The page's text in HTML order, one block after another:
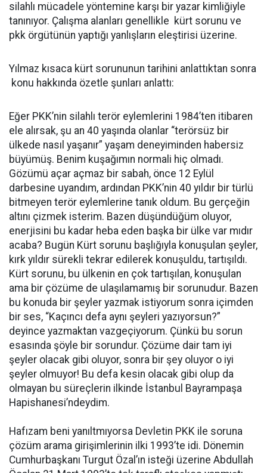
silahlı mücadele yöntemine karşı bir yazar kimliğiyle
tanınıyor. Çalışma alanları genellikle kürt sorunu ve
pkk örgütünün yaptığı yanlışların eleştirisi üzerine.
Yılmaz kısaca kürt sorununun tarihini anlattıktan sonra
konu hakkında özetle şunları anlattı:
Eğer PKK’nin silahlı terör eylemlerini 1984’ten itibaren
ele alırsak, şu an 40 yaşında olanlar “terörsüz bir
ülkede nasıl yaşanır” yaşam deneyiminden habersiz
büyümüş. Benim kuşağımın normali hiç olmadı.
Gözümü açar açmaz bir sabah, önce 12 Eylül
darbesine uyandım, ardından PKK’nin 40 yıldır bir türlü
bitmeyen terör eylemlerine tanık oldum. Bu gerçeğin
altını çizmek isterim. Bazen düşündüğüm oluyor,
enerjisini bu kadar heba eden başka bir ülke var mıdır
acaba? Bugün Kürt sorunu başlığıyla konuşulan şeyler,
kırk yıldır sürekli tekrar edilerek konuşuldu, tartışıldı.
Kürt sorunu, bu ülkenin en çok tartışılan, konuşulan
ama bir çözüme de ulaşılamamış bir sorunudur. Bazen
bu konuda bir şeyler yazmak istiyorum sonra içimden
bir ses, “Kaçıncı defa aynı şeyleri yazıyorsun?”
deyince yazmaktan vazgeçiyorum. Çünkü bu sorun
esasında şöyle bir sorundur. Çözüme dair tam iyi
şeyler olacak gibi oluyor, sonra bir şey oluyor o iyi
şeyler olmuyor! Bu defa kesin olacak gibi olup da
olmayan bu süreçlerin ilkinde İstanbul Bayrampaşa
Hapishanesi’ndeydim.
Hafızam beni yanıltmıyorsa Devletin PKK ile soruna
çözüm arama girişimlerinin ilki 1993’te idi. Dönemin
Cumhurbaşkanı Turgut Özal’ın isteği üzerine Abdullah